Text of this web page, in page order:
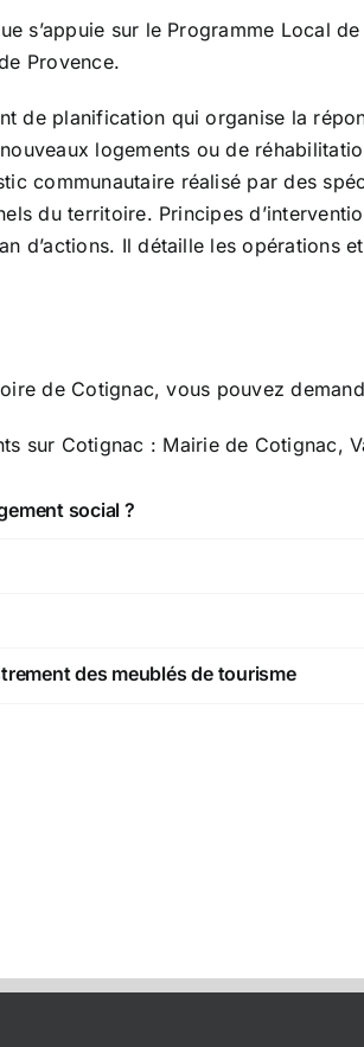
s’appuie sur le Programme Local
Provence.
de planification qui organise la
logements ou de
communautaire réalisé par des
du territoire. Principes
d’actions. Il détaille les opérations
de Cotignac, vous pouvez
sur Cotignac : Mairie de Cotignac,
social ?
des meublés de tourisme